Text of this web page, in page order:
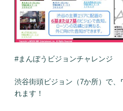
#まんぼうビジョンチャレンジ
渋谷街頭ビジョン（7か所）で
れます！